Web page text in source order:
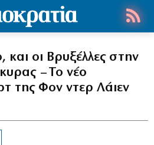
και οι Βρυξέλλες στην
– Το νέο
της Φον ντερ Λάιεν